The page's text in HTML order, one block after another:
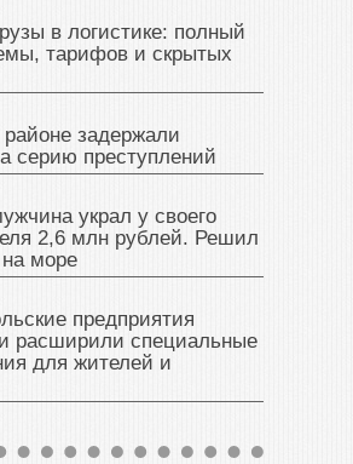
в логистике: полный
тарифов и скрытых
задержали
серию преступлений
украл у своего
2,6 млн рублей. Решил
на море
предприятия
расширили специальные
для жителей и